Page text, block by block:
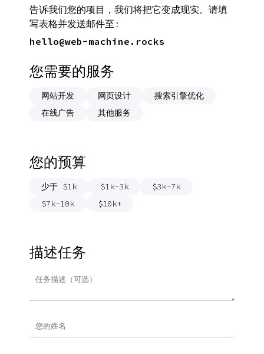
告诉我们您的项目，我们将把它变成现实。请填
写表格并发送邮件至:
hello@web-machine.rocks
您需要的服务
网站开发 网页设计
搜索引擎优化
在线广告
其他服务
您的预算
少于 $1k $1k-3k
$3k-7k
$7k-10k
$10k+
描述任务